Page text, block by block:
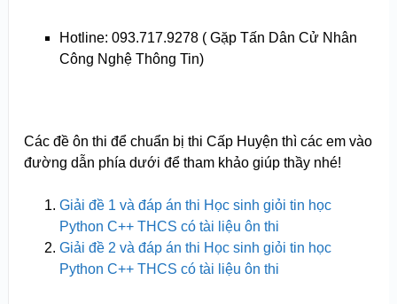
Hotline: 093.717.9278 ( Gặp Tấn Dân Cử Nhân
Công Nghệ Thông Tin)
Các đề ôn thi để chuẩn bị thi Cấp Huyện thì các em vào
đường dẫn phía dưới để tham khảo giúp thầy nhé!
Giải đề 1 và đáp án thi Học sinh giỏi tin học
Python C++ THCS có tài liệu ôn thi
Giải đề 2 và đáp án thi Học sinh giỏi tin học
Python C++ THCS có tài liệu ôn thi